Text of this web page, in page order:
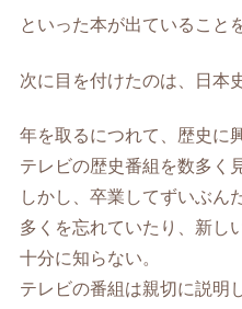
といった本が出ていること
次に目を付けたのは、日本
年を取るにつれて、歴史に
テレビの歴史番組を数多く
しかし、卒業してずいぶん
多くを忘れていたり、新し
十分に知らない。
テレビの番組は親切に説明